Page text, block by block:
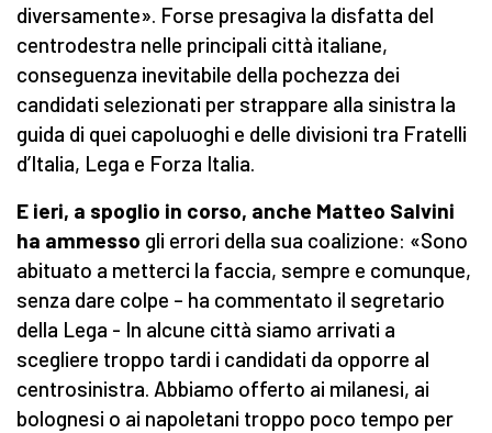
diversamente». Forse presagiva la disfatta del
centrodestra nelle principali città italiane,
conseguenza inevitabile della pochezza dei
candidati selezionati per strappare alla sinistra la
guida di quei capoluoghi e delle divisioni tra Fratelli
d’Italia, Lega e Forza Italia.
E ieri, a spoglio in corso, anche Matteo Salvini
ha ammesso gli errori della sua coalizione: «Sono
abituato a metterci la faccia, sempre e comunque,
senza dare colpe – ha commentato il segretario
della Lega - In alcune città siamo arrivati a
scegliere troppo tardi i candidati da opporre al
centrosinistra. Abbiamo offerto ai milanesi, ai
bolognesi o ai napoletani troppo poco tempo per